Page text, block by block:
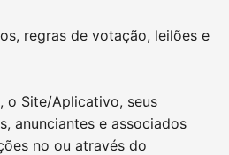
regras de votação, leilões e
o Site/Aplicativo, seus
anunciantes e associados
no ou através do